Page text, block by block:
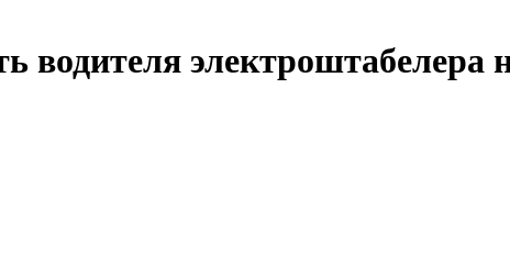
водителя электроштабелера